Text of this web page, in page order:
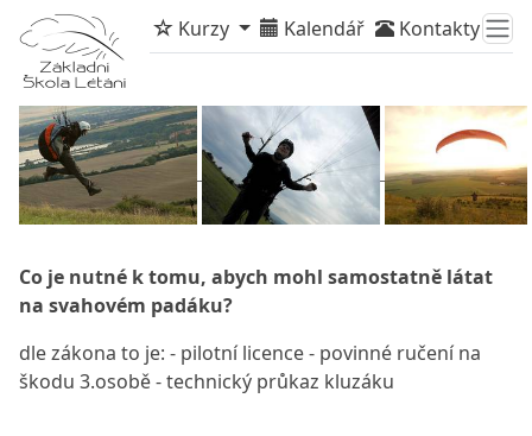
Kurzy Kalendář Kontakty
Co je nutné k tomu, abych mohl samostatně látat
na svahovém padáku?
dle zákona to je: - pilotní licence - povinné ručení na
škodu 3.osobě - technický průkaz kluzáku